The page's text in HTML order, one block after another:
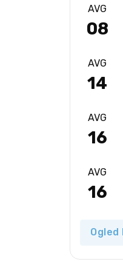
AVG
08
AVG
14
AVG
16
AVG
16
Ogled